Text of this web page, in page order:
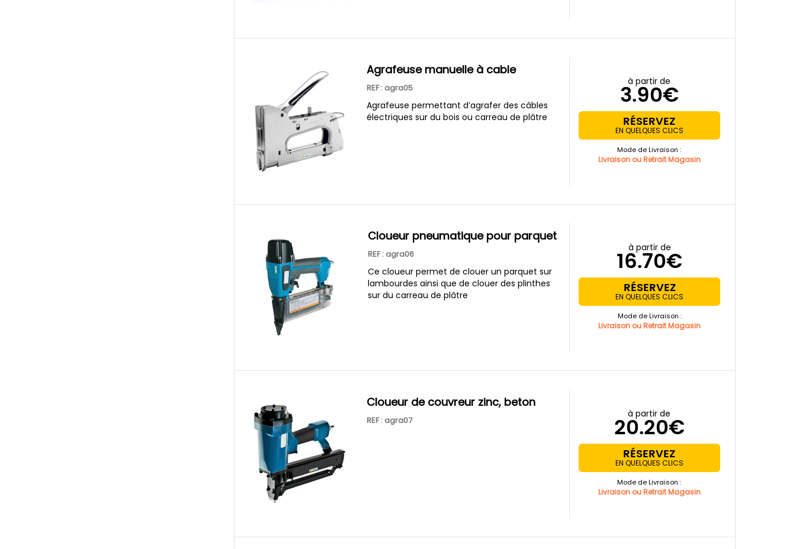
agrafeuse manuelle à cable
REF : agra05
Agrafeuse permettant d’agrafer des câbles
électriques sur du bois ou carreau de plâtre
à partir de
3.90€
RÉSERVEZ
EN QUELQUES CLICS
Mode de Livraison :
Livraison ou Retrait Magasin
cloueur pneumatique pour parquet
REF : agra06
Ce cloueur permet de clouer un parquet sur
lambourdes ainsi que de clouer des plinthes
sur du carreau de plâtre
à partir de
16.70€
RÉSERVEZ
EN QUELQUES CLICS
Mode de Livraison :
Livraison ou Retrait Magasin
cloueur de couvreur zinc, beton
REF : agra07
à partir de
20.20€
RÉSERVEZ
EN QUELQUES CLICS
Mode de Livraison :
Livraison ou Retrait Magasin